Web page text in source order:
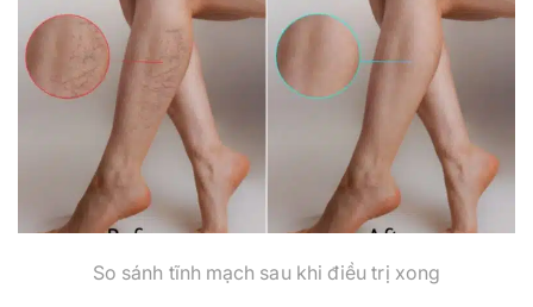
So sánh tĩnh mạch sau khi điều trị xong